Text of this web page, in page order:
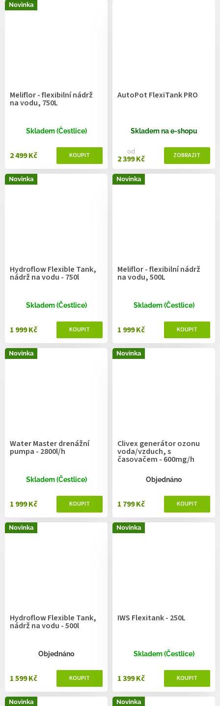
Novinka
Meliflor - flexibilní nádrž
na vodu, 750L
Skladem (Čestlice)
2 499 Kč
AutoPot FlexiTank PRO
Skladem na e-shopu
od
2 399 Kč
Novinka
Hydroflow Flexible Tank,
nádrž na vodu - 750l
Skladem (Čestlice)
1 999 Kč
Novinka
Meliflor - flexibilní nádrž
na vodu, 500L
Skladem (Čestlice)
1 999 Kč
Novinka
Water Master drenážní
pumpa - 2800l/h
Skladem (Čestlice)
1 999 Kč
Novinka
Clivex generátor ozonu
voda/vzduch, s
časovačem - 600mg/h
Objednáno
1 799 Kč
Novinka
Hydroflow Flexible Tank,
nádrž na vodu - 500l
Objednáno
1 599 Kč
Novinka
IWS Flexitank - 250L
Skladem (Čestlice)
1 399 Kč
Novinka Novinka